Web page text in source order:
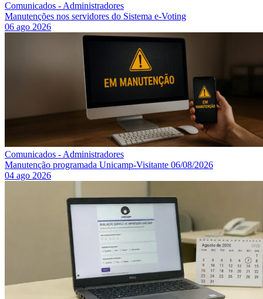
Comunicados - Administradores
Manutenções nos servidores do Sistema e-Voting
06 ago 2026
Comunicados - Administradores
Manutenção programada Unicamp-Visitante 06/08/2026
04 ago 2026